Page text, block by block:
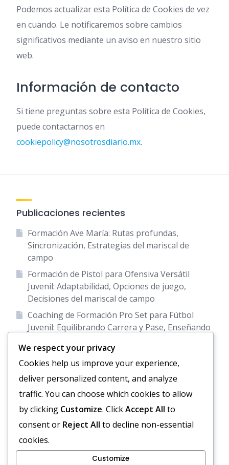
Podemos actualizar esta Política de Cookies de vez
en cuando. Le notificaremos sobre cambios
significativos mediante un aviso en nuestro sitio
web.
Información de contacto
Si tiene preguntas sobre esta Política de Cookies,
puede contactarnos en
cookiepolicy@nosotrosdiario.mx.
Publicaciones recientes
Formación Ave María: Rutas profundas,
Sincronización, Estrategias del mariscal de
campo
Formación de Pistol para Ofensiva Versátil
Juvenil: Adaptabilidad, Opciones de juego,
Decisiones del mariscal de campo
Coaching de Formación Pro Set para Fútbol
Juvenil: Equilibrando Carrera y Pase, Enseñando
Entrenamiento en Formación T para Fútbol
Juvenil: Instrucción de Jugadas en la Línea de
Gol, Alineación y Ejecución
Formación de Espacio Vacío: Espaciado, Enfoque
en el Pase, Formaciones de Receptores
We respect your privacy
Cookies help us improve your experience,
deliver personalized content, and analyze
traffic. You can choose which cookies to allow
by clicking Customize. ClickAccept All to
consent or Reject All to decline non-essential
cookies.
Customize